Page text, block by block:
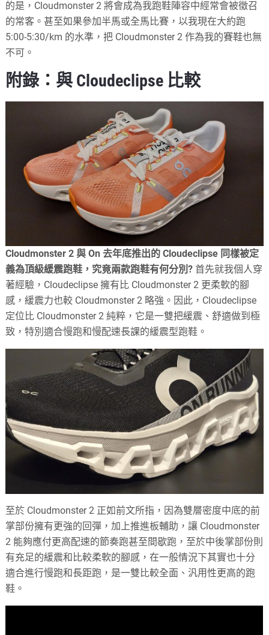
的是，Cloudmonster 2 將會成為我跑鞋陣容中經常會被徵召
的常客。甚至如果參加半馬或全馬比賽，以我現在大約跑
5:00-5:30/km 的水準，把 Cloudmonster 2 作為我的賽鞋也無
不可。
附錄：與 Cloudeclipse 比較
Cloudmonster 2 與 On 去年底推出的 Cloudeclipse 同樣被定
義為頂級緩震跑鞋，究竟兩款跑鞋有何分別?首先就我個人穿
著經驗，Cloudeclipse 擁有比 Cloudmonster 2 更柔軟的腳
感，緩震力也較 Cloudmonster 2 略強。因此，Cloudeclipse
定位比 Cloudmonster 2 純粹，它是一雙把緩震、舒適做到極
致，特別適合慢跑和慢配速長課的緩震型跑鞋。
至於 Cloudmonster 2 正如前文所指，因為雙層密度中底的前
掌部份擁有更強的回彈，加上推進板輔助，讓 Cloudmonster
2 能夠應付更高配速的節奏跑甚至間歇跑，至於中後掌部份則
有充足的緩震和比較柔軟的腳感，在一般情況下其實也十分
適合進行慢跑和長距跑，是一雙比較全面、汎用性更高的跑
鞋。